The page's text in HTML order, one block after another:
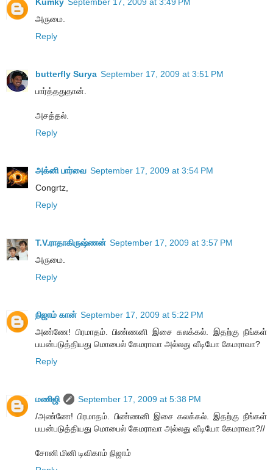
அருமை.
Reply
butterfly Surya September 17, 2009 at 3:51 PM
பார்த்ததுதான்.
அசத்தல்.
Reply
அக்னி பார்வை September 17, 2009 at 3:54 PM
Congrtz,
Reply
T.V.ராதாகிருஷ்ணன் September 17, 2009 at 3:57 PM
அருமை.
Reply
நிஜாம் கான் September 17, 2009 at 5:22 PM
அண்ணே! பிரமாதம். பிண்ணனி இசை கலக்கல். இதற்கு நீங்கள்
பயன்படுத்தியது மொபைல் கேமராவா அல்லது வீடியோ கேமராவா?
Reply
மணிஜி
September 17, 2009 at 5:38 PM
/அண்ணே! பிரமாதம். பிண்ணனி இசை கலக்கல். இதற்கு நீங்கள்
பயன்படுத்தியது மொபைல் கேமராவா அல்லது வீடியோ கேமராவா?//
சோனி மினி டிவிகாம் நிஜாம்